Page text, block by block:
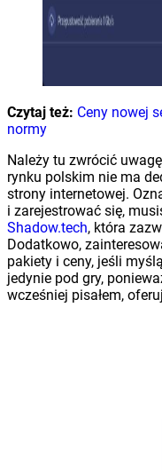
Czytaj też: Ceny nowej
normy
Należy tu zwrócić
rynku polskim nie ma
strony internetowej.
i zarejestrować się,
Shadow.tech, która
Dodatkowo,
pakiety i ceny, jeśli
jedynie pod gry,
wcześniej pisałem,